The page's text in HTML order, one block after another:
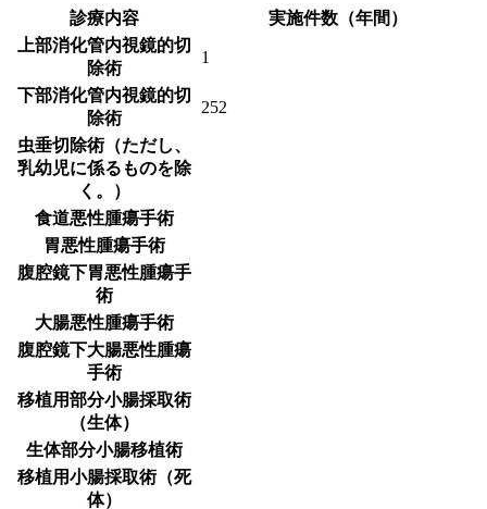
診療内容
実施件数（年間）
上部消化管内視鏡的切
除術
1
下部消化管内視鏡的切
除術
252
虫垂切除術（ただし、
乳幼児に係るものを除
く。）
食道悪性腫瘍手術
胃悪性腫瘍手術
腹腔鏡下胃悪性腫瘍手
術
大腸悪性腫瘍手術
腹腔鏡下大腸悪性腫瘍
手術
移植用部分小腸採取術
（生体）
生体部分小腸移植術
移植用小腸採取術（死
体）